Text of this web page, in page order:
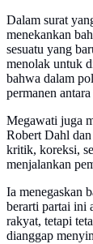
Dalam surat
menekankan
sesuatu yang
menolak untuk
bahwa dalam
permanen
Megawati juga
Robert Dahl
kritik, koreksi,
menjalankan
Ia menegaskan
berarti partai ini
rakyat, tetapi
dianggap